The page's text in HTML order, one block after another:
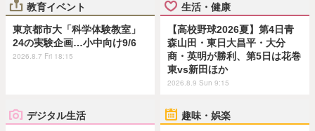
教育イベント
東京都市大「科学体験教室」
24の実験企画…小中向け9/6
2026.8.7 Fri 18:15
生活・健康
【高校野球2026夏】第4日青
森山田・東日大昌平・大分
商・英明が勝利、第5日は花巻
東vs新田ほか
2026.8.9 Sun 9:15
デジタル生活 趣味・娯楽